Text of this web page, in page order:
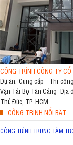
CÔNG TRÌNH CÔNG TY
Dự án: Cung cấp - Thi
Vận Tải Bộ Tân Cảng Địa
Thủ Đức, TP. HCM
CÔNG TRÌNH NỔI BẬT
CÔNG TRÌNH TRUNG TÂM